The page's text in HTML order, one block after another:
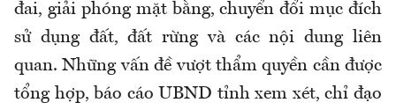
đai, giải phóng mặt bằng, chuyển đổi mục đích
sử dụng đất, đất rừng và các nội dung liên
quan. Những vấn đề vượt thẩm quyền cần được
tổng hợp, báo cáo UBND tỉnh xem xét, chỉ đạo